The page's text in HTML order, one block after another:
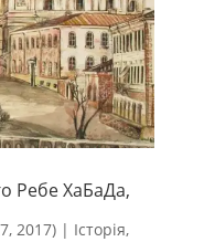
Ребе ХаБаДа,
2017)| Історія,